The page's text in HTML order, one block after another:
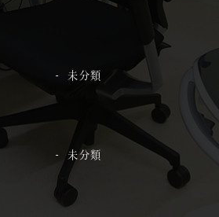
未分類
未分類